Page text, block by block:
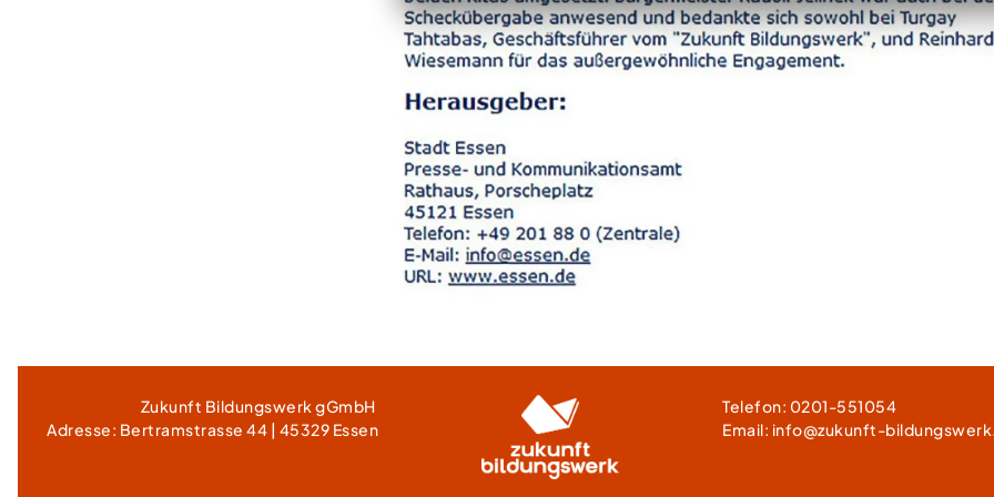
​Zukunft Bildungswerk gGmbH ​
Adresse: Bertramstrasse 44 | 45329 Essen
Telefon: 0201-551054
Email: info@zukunft-